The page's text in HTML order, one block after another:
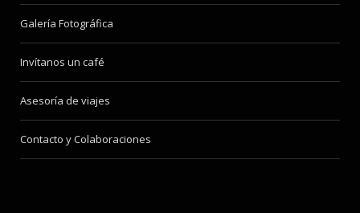
Galería Fotográfica
Invítanos un café
Asesoría de viajes
Contacto y Colaboraciones